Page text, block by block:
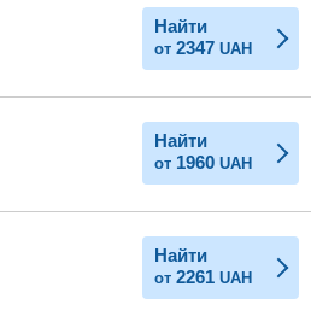
Найти
от 2347 UAH
Найти
от 1960 UAH
Найти
от 2261 UAH